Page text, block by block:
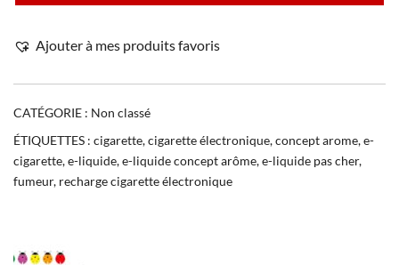
Ajouter à mes produits favoris
CATÉGORIE : Non classé
ÉTIQUETTES : cigarette,cigarette électronique,concept arome,e-
cigarette,e-liquide,e-liquide concept arôme,e-liquide pas cher,
fumeur, recharge cigarette électronique